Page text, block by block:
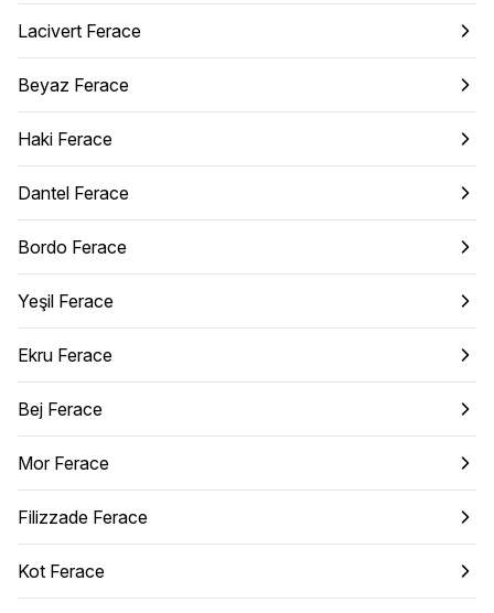
Lacivert Ferace
Beyaz Ferace
Haki Ferace
Dantel Ferace
Bordo Ferace
Yeşil Ferace
Ekru Ferace
Bej Ferace
Mor Ferace
Filizzade Ferace
Kot Ferace